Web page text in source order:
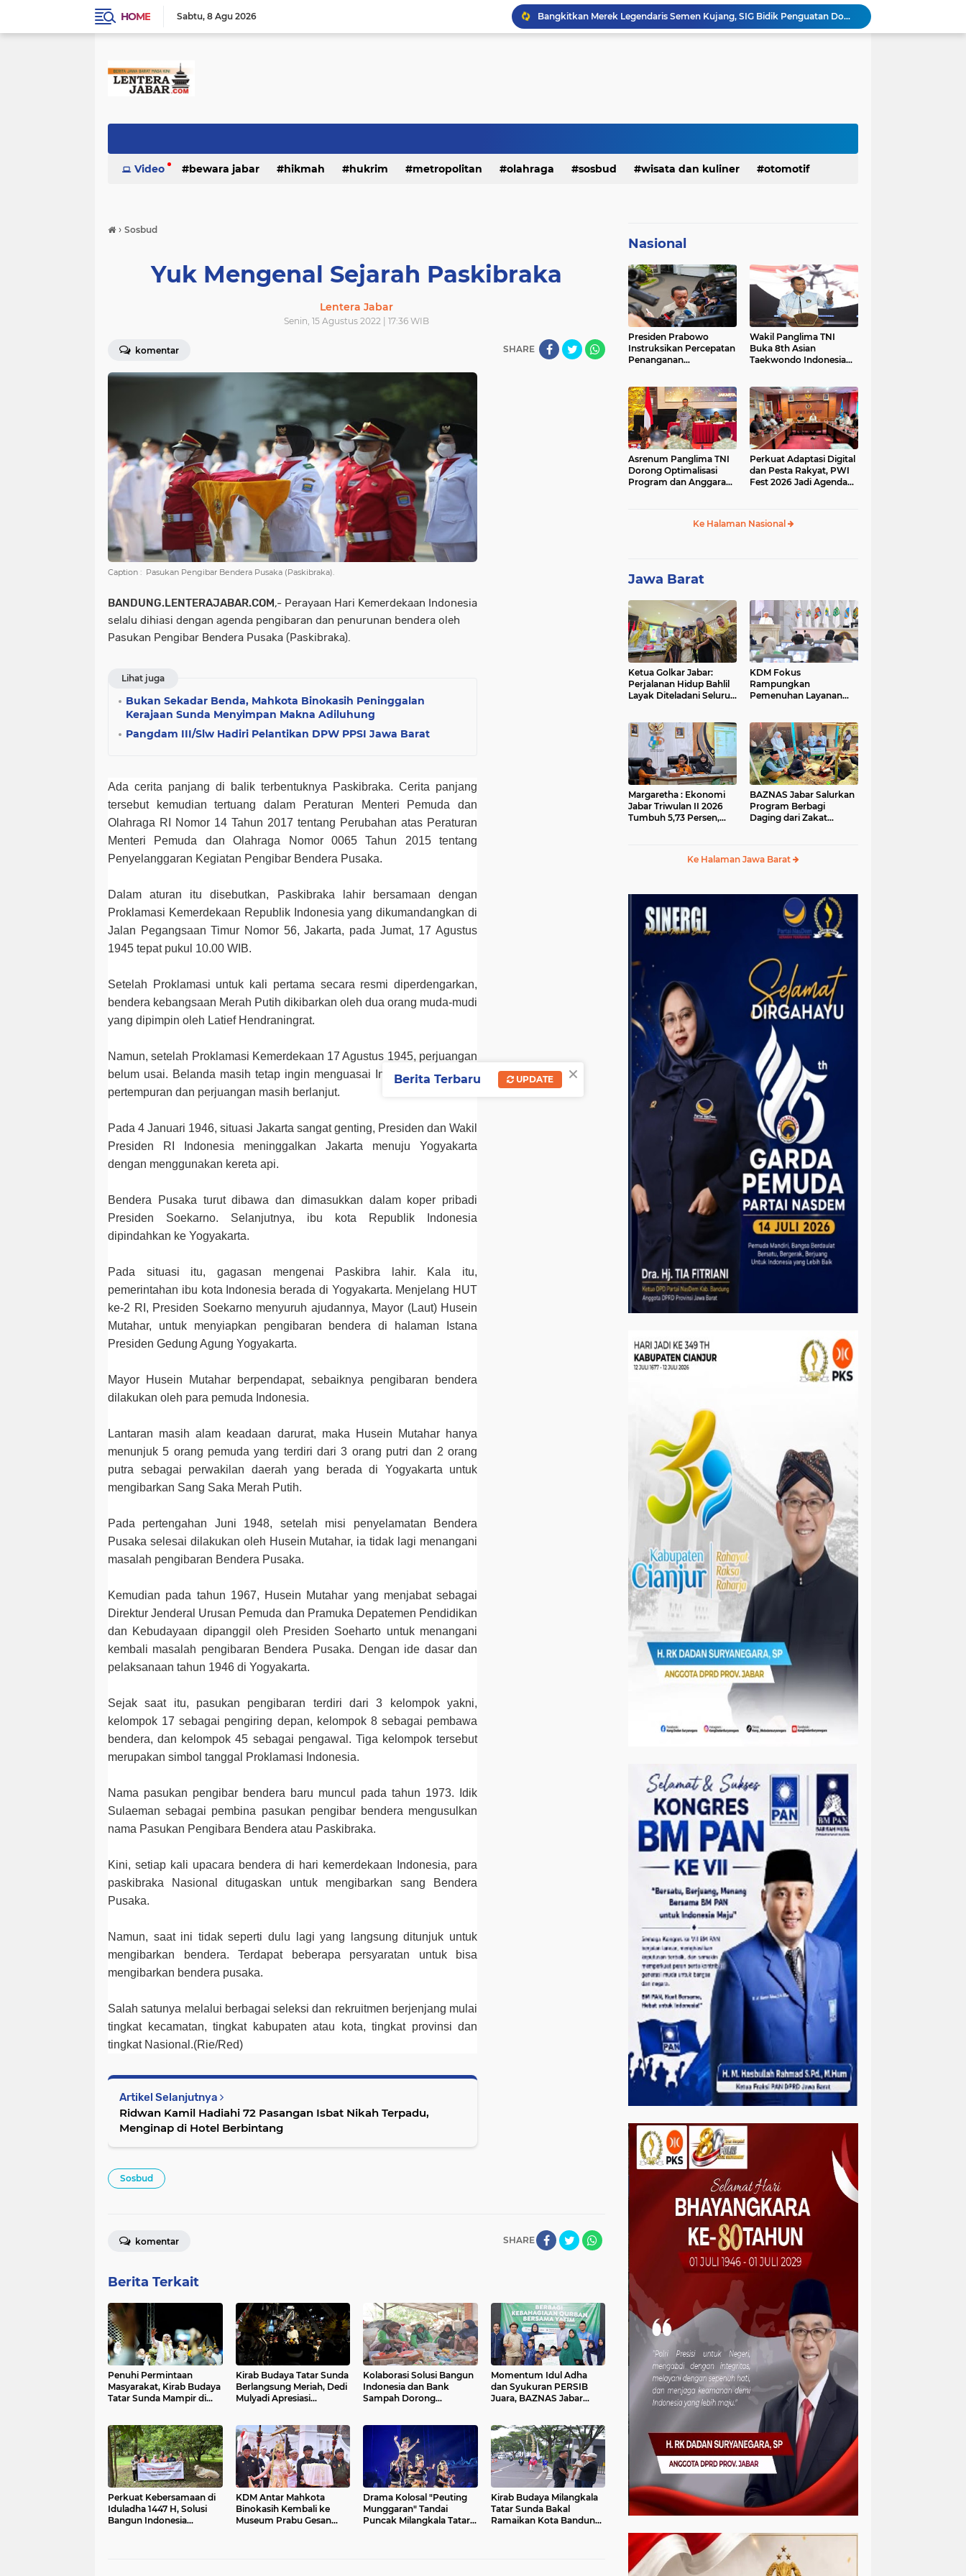
HOME Sabtu 8 Agu 2026
Ketua Golkar Jabar: Perjalanan Hidup Bahlil Layak Diteladani Seluruh Kader Partai
KDM Fokus Rampungkan Pemenuhan Layanan Dasar dan Konektivitas Wilayah pada 2027
Jelang Konferprov PWI Jabar, Bos Ayo Media Sambangi Rumah PWI Kota Bogor
Video bewara jabar hikmah hukrim metropolitan olahraga sosbud wisata dan kuliner otomotif
› Sosbud
Yuk Mengenal Sejarah Paskibraka
Lentera Jabar
Senin, 15 Agustus 2022 | 17:36 WIB
komentar SHARE
Caption : Pasukan Pengibar Bendera Pusaka (Paskibraka).
BANDUNG.LENTERAJABAR.COM,- Perayaan Hari Kemerdekaan Indonesia
selalu dihiasi dengan agenda pengibaran dan penurunan bendera oleh
Pasukan Pengibar Bendera Pusaka (Paskibraka).
Lihat juga
Bukan Sekadar Benda, Mahkota Binokasih Peninggalan
Kerajaan Sunda Menyimpan Makna Adiluhung
Pangdam III/Slw Hadiri Pelantikan DPW PPSI Jawa Barat
Ada cerita panjang di balik terbentuknya Paskibraka. Cerita panjang
tersebut kemudian tertuang dalam Peraturan Menteri Pemuda dan
Olahraga RI Nomor 14 Tahun 2017 tentang Perubahan atas Peraturan
Menteri Pemuda dan Olahraga Nomor 0065 Tahun 2015 tentang
Penyelanggaran Kegiatan Pengibar Bendera Pusaka.
Dalam aturan itu disebutkan, Paskibraka lahir bersamaan dengan
Proklamasi Kemerdekaan Republik Indonesia yang dikumandangkan di
Jalan Pegangsaan Timur Nomor 56, Jakarta, pada Jumat, 17 Agustus
1945 tepat pukul 10.00 WIB.
Setelah Proklamasi untuk kali pertama secara resmi diperdengarkan,
bendera kebangsaan Merah Putih dikibarkan oleh dua orang muda-mudi
yang dipimpin oleh Latief Hendraningrat.
Namun, setelah Proklamasi Kemerdekaan 17 Agustus 1945, perjuangan
belum usai. Belanda masih tetap ingin menguasai Indonesia sehingga
pertempuran dan perjuangan masih berlanjut.
Pada 4 Januari 1946, situasi Jakarta sangat genting, Presiden dan Wakil
Presiden RI Indonesia meninggalkan Jakarta menuju Yogyakarta
dengan menggunakan kereta api.
Bendera Pusaka turut dibawa dan dimasukkan dalam koper pribadi
Presiden Soekarno. Selanjutnya, ibu kota Republik Indonesia
dipindahkan ke Yogyakarta.
Pada situasi itu, gagasan mengenai Paskibra lahir. Kala itu,
pemerintahan ibu kota Indonesia berada di Yogyakarta. Menjelang HUT
ke-2 RI, Presiden Soekarno menyuruh ajudannya, Mayor (Laut) Husein
Mutahar, untuk menyiapkan pengibaran bendera di halaman Istana
Presiden Gedung Agung Yogyakarta.
Mayor Husein Mutahar berpendapat, sebaiknya pengibaran bendera
dilakukan oleh para pemuda Indonesia.
Lantaran masih alam keadaan darurat, maka Husein Mutahar hanya
menunjuk 5 orang pemuda yang terdiri dari 3 orang putri dan 2 orang
putra sebagai perwakilan daerah yang berada di Yogyakarta untuk
mengibarkan Sang Saka Merah Putih.
Pada pertengahan Juni 1948, setelah misi penyelamatan Bendera
Pusaka selesai dilakukan oleh Husein Mutahar, ia tidak lagi menangani
masalah pengibaran Bendera Pusaka.
Kemudian pada tahun 1967, Husein Mutahar yang menjabat sebagai
Direktur Jenderal Urusan Pemuda dan Pramuka Depatemen Pendidikan
dan Kebudayaan dipanggil oleh Presiden Soeharto untuk menangani
kembali masalah pengibaran Bendera Pusaka. Dengan ide dasar dan
pelaksanaan tahun 1946 di Yogyakarta.
Sejak saat itu, pasukan pengibaran terdiri dari 3 kelompok yakni,
kelompok 17 sebagai pengiring depan, kelompok 8 sebagai pembawa
bendera, dan kelompok 45 sebagai pengawal. Tiga kelompok tersebut
merupakan simbol tanggal Proklamasi Indonesia.
Nama pasukan pengibar bendera baru muncul pada tahun 1973. Idik
Sulaeman sebagai pembina pasukan pengibar bendera mengusulkan
nama Pasukan Pengibara Bendera atau Paskibraka.
Kini, setiap kali upacara bendera di hari kemerdekaan Indonesia, para
paskibraka Nasional ditugaskan untuk mengibarkan sang Bendera
Pusaka.
Namun, saat ini tidak seperti dulu lagi yang langsung ditunjuk untuk
mengibarkan bendera. Terdapat beberapa persyaratan untuk bisa
mengibarkan bendera pusaka.
Salah satunya melalui berbagai seleksi dan rekruitmen berjenjang mulai
tingkat kecamatan, tingkat kabupaten atau kota, tingkat provinsi dan
tingkat Nasional.(Rie/Red)
Artikel Selanjutnya
Ridwan Kamil Hadiahi 72 Pasangan Isbat Nikah Terpadu,
Menginap di Hotel Berbintang
Sosbud
SHARE
komentar
Berita Terkait
Penuhi Permintaan
Masyarakat, Kirab Budaya
Tatar Sunda Mampir di
Kirab Budaya Tatar Sunda
Berlangsung Meriah, Dedi
Mulyadi Apresiasi
Kolaborasi Solusi Bangun
Indonesia dan Bank
Sampah Dorong
Momentum Idul Adha
dan Syukuran PERSIB
Juara, BAZNAS Jabar
Asuhan Ulul Albab
Perkuat Kebersamaan di
Iduladha 1447 H, Solusi
Bangun Indonesia
KDM Antar Mahkota
Binokasih Kembali ke
Museum Prabu Gesan
Drama Kolosal "Peuting
Munggaran" Tandai
Puncak Milangkala Tatar
Kirab Budaya Milangkala
Tatar Sunda Bakal
Ramaikan Kota Bandung
Nasional
Presiden Prabowo
Instruksikan Percepatan
Penanganan
BBM
Wakil Panglima TNI
Buka 8th Asian
Taekwondo Indonesia
Asrenum Panglima TNI
Dorong Optimalisasi
Program dan Anggaran
Perkuat Adaptasi Digital
dan Pesta Rakyat, PWI
Fest 2026 Jadi Agenda
Ke Halaman Nasional
Jawa Barat
Ketua Golkar Jabar:
Perjalanan Hidup Bahlil
Layak Diteladani Seluruh
KDM Fokus
Rampungkan
Pemenuhan Layanan
Margaretha : Ekonomi
Jabar Triwulan II 2026
Tumbuh 5,73 Persen,
BAZNAS Jabar Salurkan
Program Berbagi
Daging dari Zakat
Ke Halaman Jawa Barat
×
Berita Terbaru UPDATE